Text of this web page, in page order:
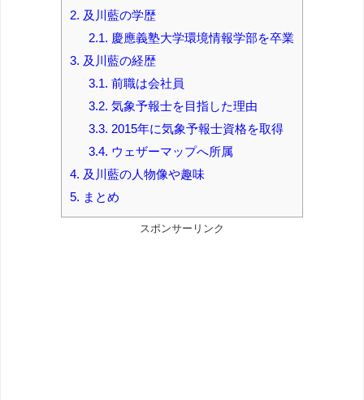
2. 及川藍の学歴
2.1. 慶應義塾大学環境情報学部を卒業
3. 及川藍の経歴
3.1. 前職は会社員
3.2. 気象予報士を目指した理由
3.3. 2015年に気象予報士資格を取得
3.4. ウェザーマップへ所属
4. 及川藍の人物像や趣味
5. まとめ
スポンサーリンク